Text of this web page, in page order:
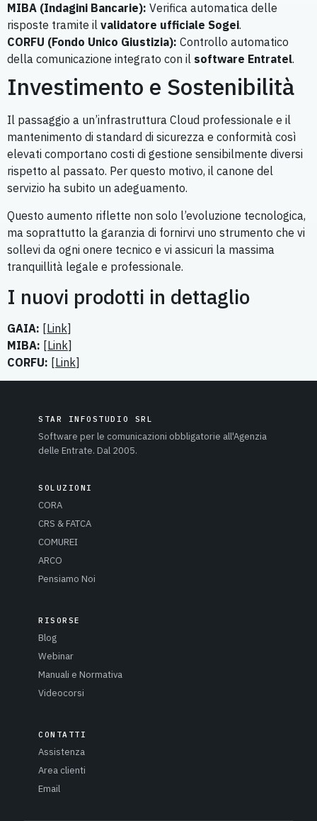
MIBA (Indagini Bancarie): Verifica automatica delle
risposte tramite il validatore ufficiale Sogei.
CORFU (Fondo Unico Giustizia): Controllo automatico
della comunicazione integrato con il software Entratel.
Investimento e Sostenibilità
Il passaggio a un’infrastruttura Cloud professionale e il
mantenimento di standard di sicurezza e conformità così
elevati comportano costi di gestione sensibilmente diversi
rispetto al passato. Per questo motivo, il canone del
servizio ha subito un adeguamento.
Questo aumento riflette non solo l’evoluzione tecnologica,
ma soprattutto la garanzia di fornirvi uno strumento che vi
sollevi da ogni onere tecnico e vi assicuri la massima
tranquillità legale e professionale.
I nuovi prodotti in dettaglio
GAIA: [Link]
MIBA: [Link]
CORFU: [Link]
STAR INFOSTUDIO SRL
Software per le comunicazioni obbligatorie all'Agenzia
delle Entrate. Dal 2005.
SOLUZIONI
CORA
CRS & FATCA
COMUREI
ARCO
Pensiamo Noi
RISORSE
Blog
Webinar
Manuali e Normativa
Videocorsi
CONTATTI
Assistenza
Area clienti
Email